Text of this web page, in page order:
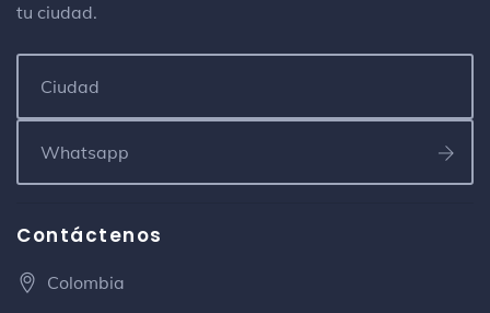
tu ciudad.
Contáctenos
Colombia